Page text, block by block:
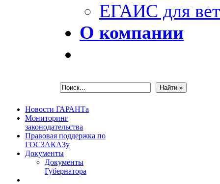
ЕГАИС для
О компании
Новости ГАРАНТа
Мониторинг
законодательства
Правовая поддержка по
ГОСЗАКАЗу
Документы
Документы
Губернатора